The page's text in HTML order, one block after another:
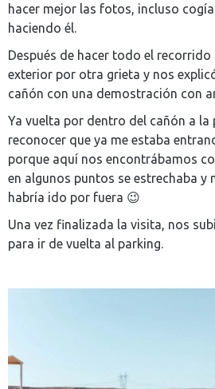
hacer mejor las fotos, incluso
haciendo él.
Después de hacer todo el
exterior por otra grieta y nos
cañón con una demostración con
Ya vuelta por dentro del cañón a la
reconocer que ya me estaba
porque aquí nos encontrábamos
en algunos puntos se estrechaba y
habría ido por fuera 😉
Una vez finalizada la visita, nos
para ir de vuelta al parking.